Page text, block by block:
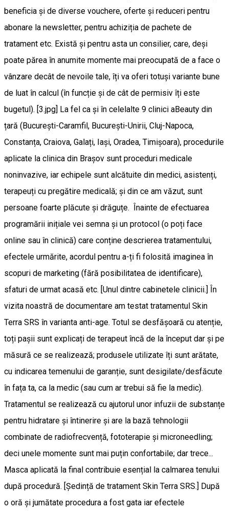
beneficia și de diverse vouchere, oferte și reduceri pentru
abonare la newsletter, pentru achiziția de pachete de
tratament etc. Există și pentru asta un consilier, care, deși
poate părea în anumite momente mai preocupată de a face o
vânzare decât de nevoile tale, îți va oferi totuși variante bune
de luat în calcul (în funcție și de cât de permisiv îți este
bugetul). [3.jpg] La fel ca și în celelalte 9 clinici aBeauty din
țară (București-Caramfil, București-Unirii, Cluj-Napoca,
Constanța, Craiova, Galați, Iași, Oradea, Timișoara), procedurile
aplicate la clinica din Brașov sunt proceduri medicale
noninvazive, iar echipele sunt alcătuite din medici, asistenți,
terapeuți cu pregătire medicală; și din ce am văzut, sunt
persoane foarte plăcute și drăguțe. Înainte de efectuarea
programării inițiale vei semna și un protocol (o poți face
online sau în clinică) care conține descrierea tratamentului,
efectele urmărite, acordul pentru a-ți fi folosită imaginea în
scopuri de marketing (fără posibilitatea de identificare),
sfaturi de urmat acasă etc. [Unul dintre cabinetele clinicii.] În
vizita noastră de documentare am testat tratamentul Skin
Terra SRS în varianta anti-age. Totul se desfășoară cu atenție,
toți pașii sunt explicați de terapeut încă de la început dar și pe
măsură ce se realizează; produsele utilizate îți sunt arătate,
cu indicarea temenului de garanție, sunt desigilate/desfăcute
în fața ta, ca la medic (sau cum ar trebui să fie la medic).
Tratamentul se realizează cu ajutorul unor infuzii de substanțe
pentru hidratare și întinerire și are la bază tehnologii
combinate de radiofrecvență, fototerapie și microneedling;
deci unele momente sunt mai puțin confortabile; dar trece...
Masca aplicată la final contribuie esențial la calmarea tenului
după procedură. [Ședință de tratament Skin Terra SRS.] După
o oră și jumătate procedura a fost gata iar efectele